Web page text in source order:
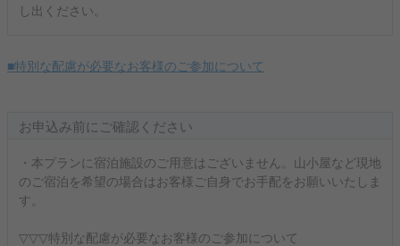
し出ください。
■特別な配慮が必要なお客様のご参加について
お申込み前にご確認ください
・本プランに宿泊施設のご用意はございません。山小屋など現地
のご宿泊を希望の場合はお客様ご自身でお手配をお願いいたしま
す。
▽▽▽特別な配慮が必要なお客様のご参加について